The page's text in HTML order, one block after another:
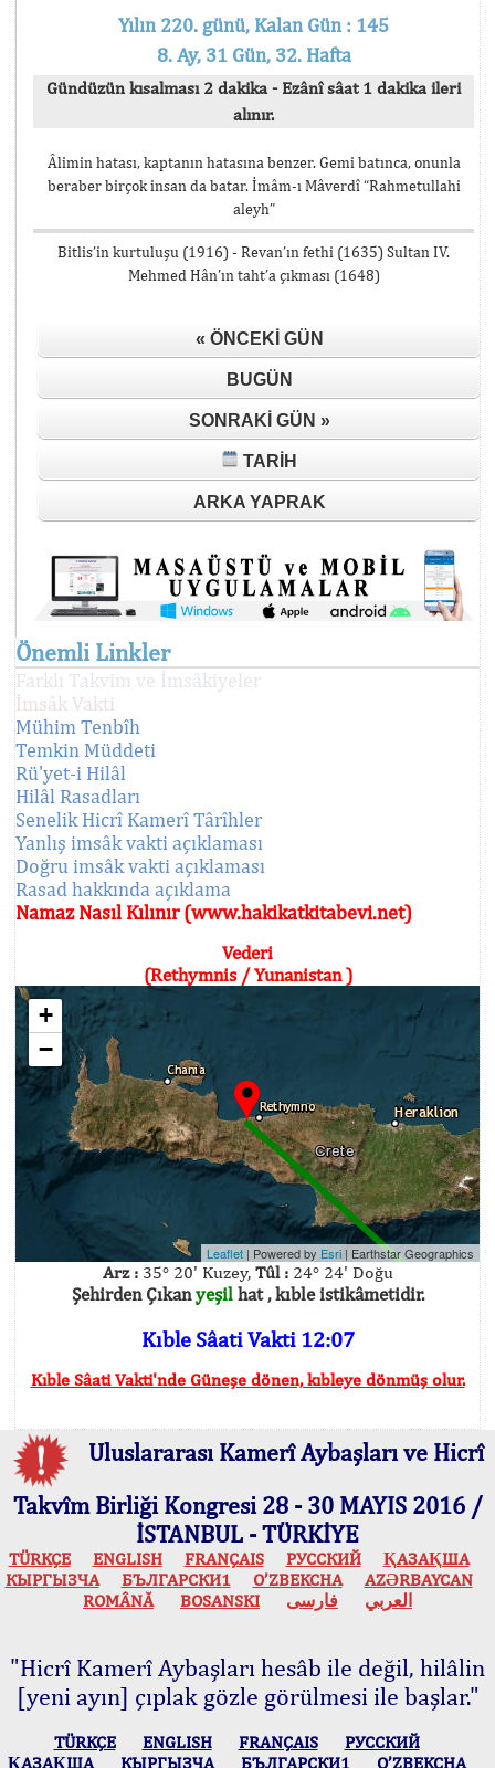
Yılın 220. günü, Kalan Gün : 145
8. Ay, 31 Gün, 32. Hafta
Gündüzün kısalması 2 dakika - Ezânî sâat 1 dakika ileri
alınır.
Âlimin hatası, kaptanın hatasına benzer. Gemi batınca, onunla
beraber birçok insan da batar. İmâm-ı Mâverdî “Rahmetullahi
aleyh”
Bitlis’in kurtuluşu (1916) - Revan’ın fethi (1635) Sultan IV.
Mehmed Hân’ın taht’a çıkması (1648)
« ÖNCEKI GÜN
BUGÜN
SONRAKI GÜN »
TARIH
ARKA YAPRAK
Önemli Linkler
Farklı Takvim ve İmsâkiyeler
İmsâk Vakti
Mühim Tenbîh
Temkin Müddeti
Rü'yet-i Hilâl
Hilâl Rasadları
Senelik Hicrî Kamerî Târîhler
Yanlış imsâk vakti açıklaması
Doğru imsâk vakti açıklaması
Rasad hakkında açıklama
Namaz Nasıl Kılınır (www.hakikatkitabevi.net)
Vederi
(Rethymnis / Yunanistan )
+
−
Leaflet | Powered by Esri | Earthstar Geographics
Arz :35° 20' Kuzey, Tûl :24° 24' Doğu
Şehirden Çıkanyeşilhat , kıble istikâmetidir.
Kıble Sâati Vakti 12:07
Kıble Sâati Vakti'nde Güneşe dönen, kıbleye dönmüş olur.
Uluslararası Kamerî Aybaşları ve Hicrî
Takvîm Birliği Kongresi 28 - 30 MAYIS 2016 /
İSTANBUL - TÜRKİYE
TÜRKÇE ENGLISH FRANÇAIS РУССКИЙ
ҚАЗАҚША
КЫPГЫЗЧA
БЪЛГАРСКИ1 O’ZBEKCHA
AZӘRBAYCAN
ROMÂNĂ
BOSANSKI العربي فارسی
"Hicrî Kamerî Aybaşları hesâb ile değil, hilâlin
[yeni ayın] çıplak gözle görülmesi ile başlar."
TÜRKÇE ENGLISH FRANÇAIS
РУССКИЙ
ҚАЗАҚША
КЫPГЫЗЧA БЪЛГАРСКИ1 O’ZBEKCHA